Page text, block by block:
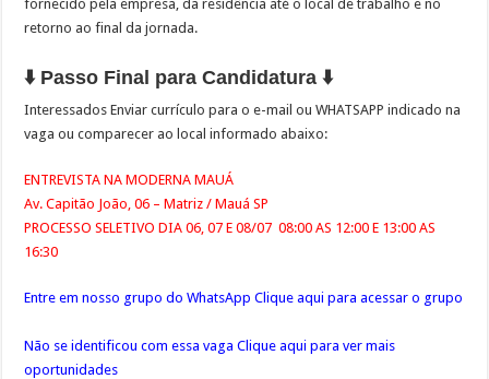
fornecido pela empresa, da residência até o local de trabalho e no
retorno ao final da jornada.
⬇️ Passo Final para Candidatura ⬇️
Interessados Enviar currículo para o e-mail ou WHATSAPP indicado na
vaga ou comparecer ao local informado abaixo:
ENTREVISTA NA MODERNA MAUÁ
Av. Capitão João, 06 – Matriz / Mauá SP
PROCESSO SELETIVO DIA 06, 07 E 08/07 08:00 AS 12:00 E 13:00 AS
16:30
Entre em nosso grupo do WhatsApp Clique aqui para acessar o grupo
Não se identificou com essa vaga Clique aqui para ver mais
oportunidades